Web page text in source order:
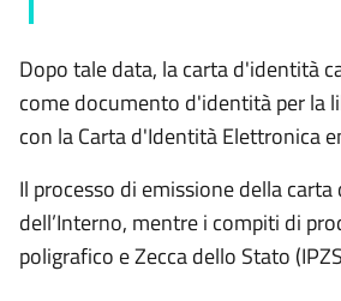
Dopo tale data, la carta d'identità
come documento d'identità per la
con la Carta d'Identità Elettronica
Il processo di emissione della
dell’Interno, mentre i compiti di
poligrafico e Zecca dello Stato (